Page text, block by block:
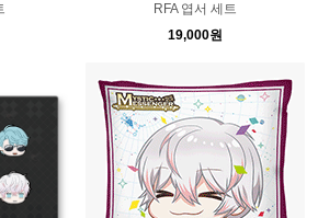
RFA 엽서 세트
19,000원